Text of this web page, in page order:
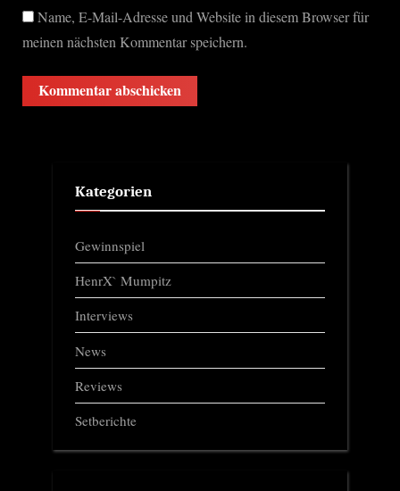
Name, E-Mail-Adresse und Website in diesem Browser für
meinen nächsten Kommentar speichern.
Kategorien
Gewinnspiel
HenrX` Mumpitz
Interviews
News
Reviews
Setberichte